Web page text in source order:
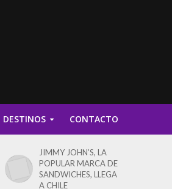
DESTINOS CONTACTO
JIMMY JOHN’S, LA
POPULAR MARCA DE
SANDWICHES, LLEGA
A CHILE